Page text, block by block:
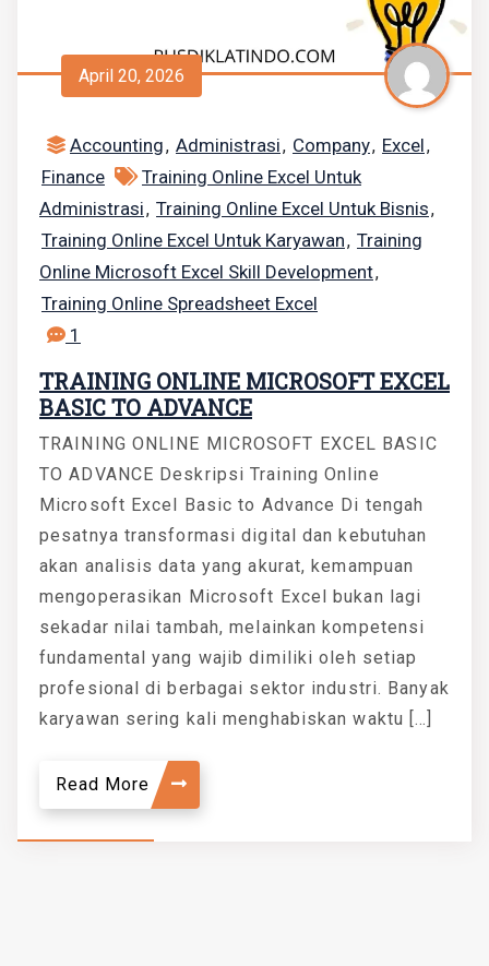
April 20, 2026
Accounting, Administrasi, Company, Excel,
Finance
Training Online Excel Untuk
Administrasi, Training Online Excel Untuk Bisnis,
Training Online Excel Untuk Karyawan, Training
Online Microsoft Excel Skill Development,
Training Online Spreadsheet Excel
1
TRAINING ONLINE MICROSOFT EXCEL
BASIC TO ADVANCE
TRAINING ONLINE MICROSOFT EXCEL BASIC
TO ADVANCE Deskripsi Training Online
Microsoft Excel Basic to Advance Di tengah
pesatnya transformasi digital dan kebutuhan
akan analisis data yang akurat, kemampuan
mengoperasikan Microsoft Excel bukan lagi
sekadar nilai tambah, melainkan kompetensi
fundamental yang wajib dimiliki oleh setiap
profesional di berbagai sektor industri. Banyak
karyawan sering kali menghabiskan waktu […]
Read More